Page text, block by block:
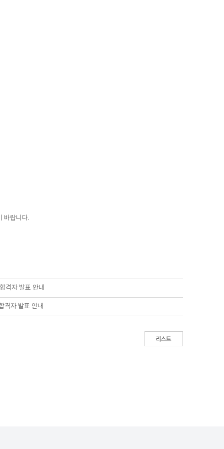
바랍니다.
격자 발표 안내
격자 발표 안내